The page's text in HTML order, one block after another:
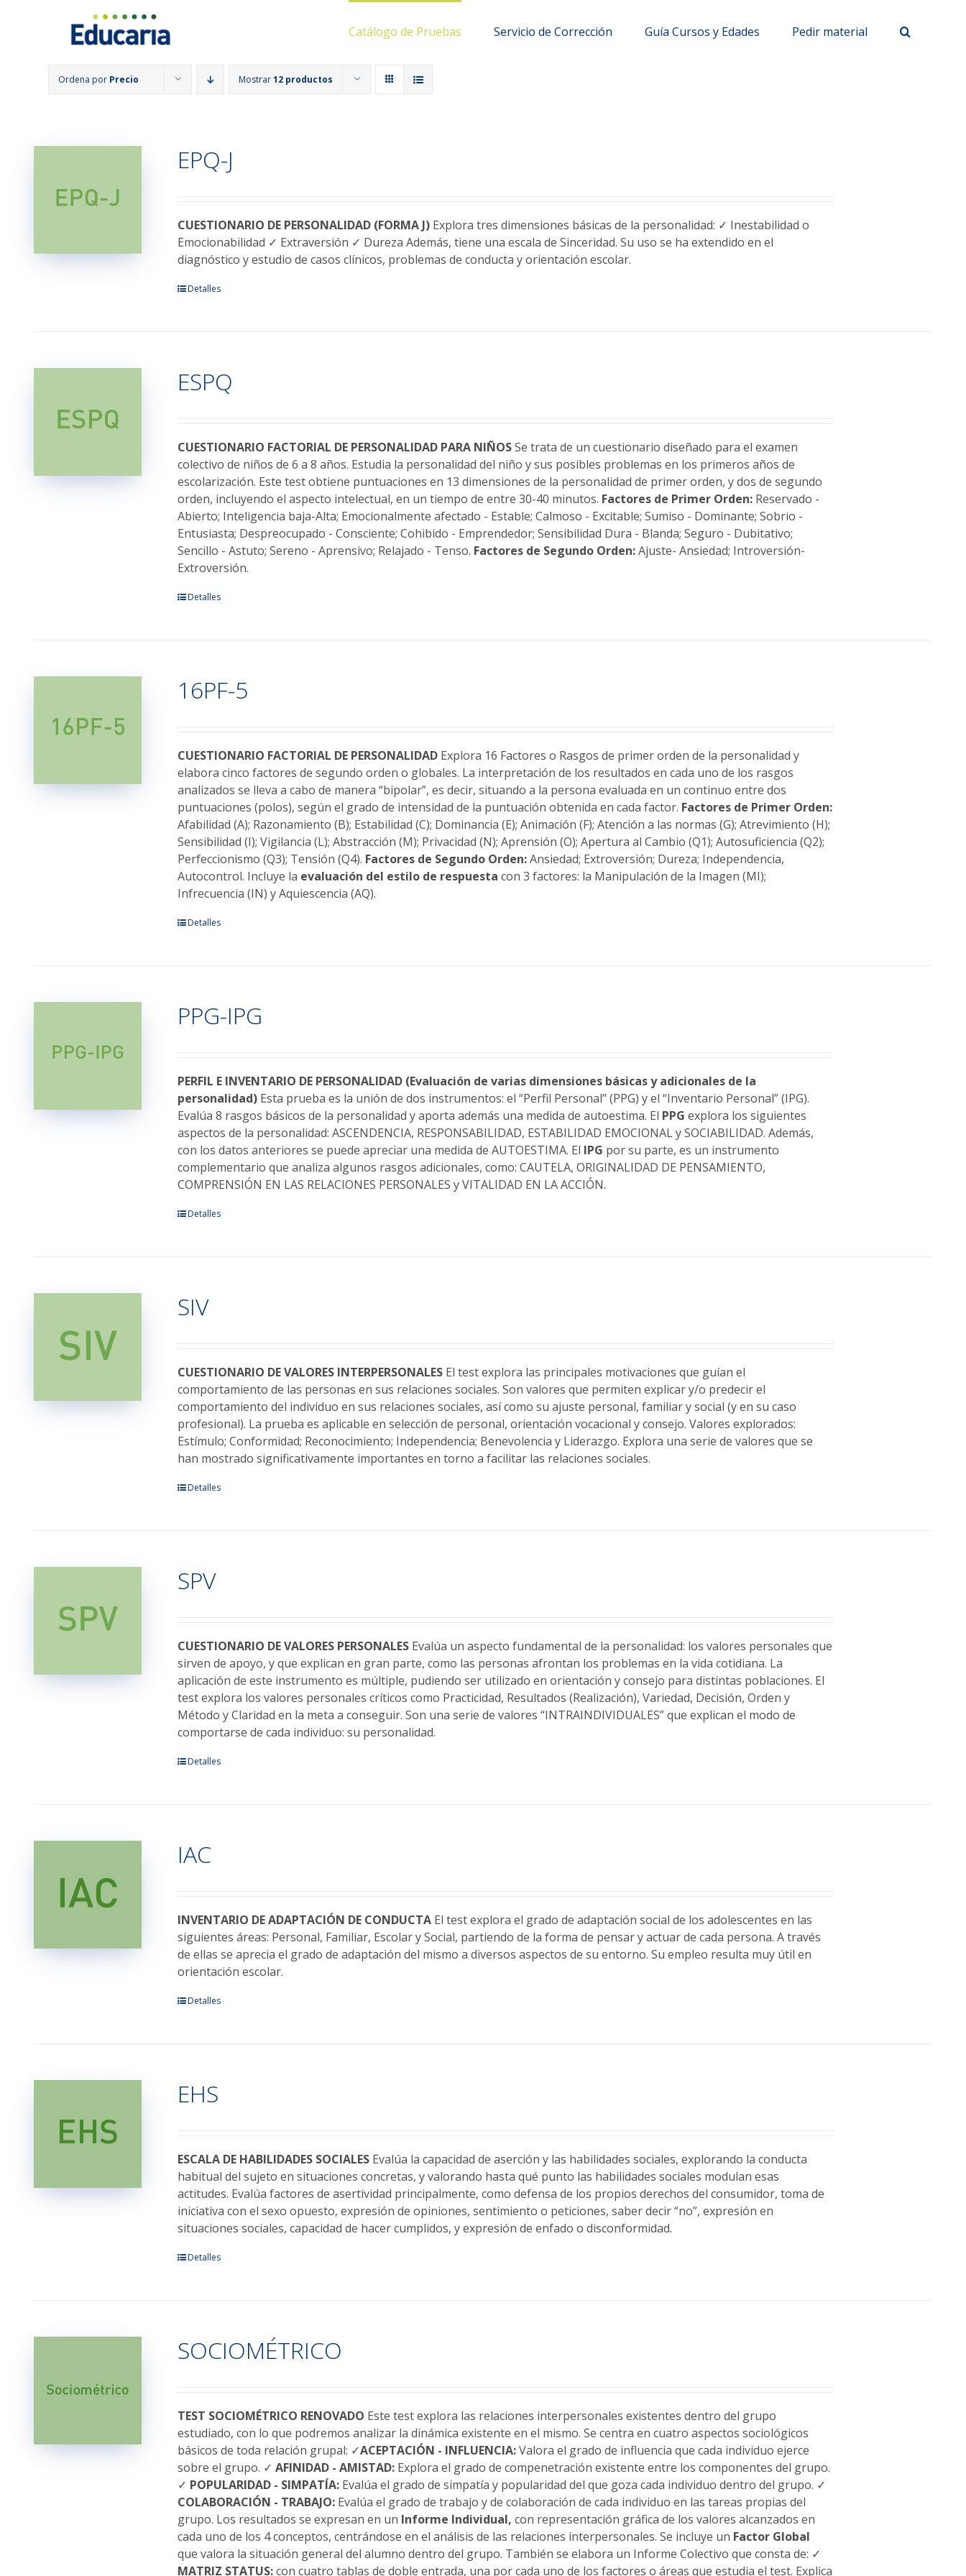
Catálogo de Pruebas Servicio de Corrección Guía Cursos y Edades Pedir material
Ordena por Precio Mostrar12 productos
EPQ-J
CUESTIONARIO DE PERSONALIDAD (FORMA J) Explora tres dimensiones básicas de la personalidad: ✓ Inestabilidad o
Emocionabilidad ✓ Extraversión ✓ Dureza Además, tiene una escala de Sinceridad. Su uso se ha extendido en el
diagnóstico y estudio de casos clínicos, problemas de conducta y orientación escolar.
Este
Las
opciones
elegir
en
la
página
de
producto
Detalles
ESPQ
CUESTIONARIO FACTORIAL DE PERSONALIDAD PARA NIÑOSSe trata de un cuestionario diseñado para el examen
colectivo de niños de 6 a 8 años. Estudia la personalidad del niño y sus posibles problemas en los primeros años de
escolarización. Este test obtiene puntuaciones en 13 dimensiones de la personalidad de primer orden, y dos de segundo
orden, incluyendo el aspecto intelectual, en un tiempo de entre 30-40 minutos. Factores de Primer Orden: Reservado -
Abierto; Inteligencia baja-Alta; Emocionalmente afectado - Estable; Calmoso - Excitable; Sumiso - Dominante; Sobrio -
Entusiasta; Despreocupado - Consciente; Cohibido - Emprendedor; Sensibilidad Dura - Blanda; Seguro - Dubitativo;
Sencillo - Astuto; Sereno - Aprensivo; Relajado - Tenso. Factores de Segundo Orden:Ajuste- Ansiedad; Introversión-
Extroversión.
Este
Las
opciones
elegir
en
la
página
de
producto
Detalles
16PF-5
CUESTIONARIO FACTORIAL DE PERSONALIDAD Explora 16 Factores o Rasgos de primer orden de la personalidad y
elabora cinco factores de segundo orden o globales. La interpretación de los resultados en cada uno de los rasgos
analizados se lleva a cabo de manera “bipolar”, es decir, situando a la persona evaluada en un continuo entre dos
puntuaciones (polos), según el grado de intensidad de la puntuación obtenida en cada factor. Factores de Primer Orden:
Afabilidad (A); Razonamiento (B); Estabilidad (C); Dominancia (E); Animación (F); Atención a las normas (G); Atrevimiento (H);
Sensibilidad (I); Vigilancia (L); Abstracción (M); Privacidad (N); Aprensión (O); Apertura al Cambio (Q1); Autosuficiencia (Q2);
Perfeccionismo (Q3); Tensión (Q4). Factores de Segundo Orden:Ansiedad; Extroversión; Dureza; Independencia,
Autocontrol. Incluye la evaluación del estilo de respuesta con 3 factores: la Manipulación de la Imagen (MI);
Infrecuencia (IN) y Aquiescencia (AQ).
Este
Las
opciones
elegir
en
la
página
de
producto
Detalles
PPG-IPG
PERFIL E INVENTARIO DE PERSONALIDAD (Evaluación de varias dimensiones básicas y adicionales de la
personalidad) Esta prueba es la unión de dos instrumentos: el “Perfil Personal” (PPG) y el “Inventario Personal” (IPG).
Evalúa 8 rasgos básicos de la personalidad y aporta además una medida de autoestima. El PPG explora los siguientes
aspectos de la personalidad: ASCENDENCIA, RESPONSABILIDAD, ESTABILIDAD EMOCIONAL y SOCIABILIDAD. Además,
con los datos anteriores se puede apreciar una medida de AUTOESTIMA. El IPG por su parte, es un instrumento
complementario que analiza algunos rasgos adicionales, como: CAUTELA, ORIGINALIDAD DE PENSAMIENTO,
COMPRENSIÓN EN LAS RELACIONES PERSONALES y VITALIDAD EN LA ACCIÓN.
Este
Las
opciones
elegir
en
la
página
de
producto
Detalles
SIV
CUESTIONARIO DE VALORES INTERPERSONALES El test explora las principales motivaciones que guían el
comportamiento de las personas en sus relaciones sociales. Son valores que permiten explicar y/o predecir el
comportamiento del individuo en sus relaciones sociales, así como su ajuste personal, familiar y social (y en su caso
profesional). La prueba es aplicable en selección de personal, orientación vocacional y consejo. Valores explorados:
Estímulo; Conformidad; Reconocimiento; Independencia; Benevolencia y Liderazgo. Explora una serie de valores que se
han mostrado significativamente importantes en torno a facilitar las relaciones sociales.
Este
Las
opciones
elegir
en
la
página
de
producto
Detalles
SPV
CUESTIONARIO DE VALORES PERSONALES Evalúa un aspecto fundamental de la personalidad: los valores personales que
sirven de apoyo, y que explican en gran parte, como las personas afrontan los problemas en la vida cotidiana. La
aplicación de este instrumento es múltiple, pudiendo ser utilizado en orientación y consejo para distintas poblaciones. El
test explora los valores personales críticos como Practicidad, Resultados (Realización), Variedad, Decisión, Orden y
Método y Claridad en la meta a conseguir. Son una serie de valores “INTRAINDIVIDUALES” que explican el modo de
comportarse de cada individuo: su personalidad.
Este
Las
opciones
elegir
en
la
página
producto
Detalles
IAC
INVENTARIO DE ADAPTACIÓN DE CONDUCTA El test explora el grado de adaptación social de los adolescentes en las
siguientes áreas: Personal, Familiar, Escolar y Social, partiendo de la forma de pensar y actuar de cada persona. A través
de ellas se aprecia el grado de adaptación del mismo a diversos aspectos de su entorno. Su empleo resulta muy útil en
orientación escolar.
Este
Las
opciones
elegir
en
la
página
de
Detalles
EHS
ESCALA DE HABILIDADES SOCIALES Evalúa la capacidad de aserción y las habilidades sociales, explorando la conducta
habitual del sujeto en situaciones concretas, y valorando hasta qué punto las habilidades sociales modulan esas
actitudes. Evalúa factores de asertividad principalmente, como defensa de los propios derechos del consumidor, toma de
iniciativa con el sexo opuesto, expresión de opiniones, sentimiento o peticiones, saber decir “no”, expresión en
situaciones sociales, capacidad de hacer cumplidos, y expresión de enfado o disconformidad.
Este
Las
opciones
elegir
en
la
página
de
producto
Detalles
SOCIOMÉTRICO
TEST SOCIOMÉTRICO RENOVADO Este test explora las relaciones interpersonales existentes dentro del grupo
estudiado, con lo que podremos analizar la dinámica existente en el mismo. Se centra en cuatro aspectos sociológicos
básicos de toda relación grupal: ✓ACEPTACIÓN - INFLUENCIA:Valora el grado de influencia que cada individuo ejerce
sobre el grupo. ✓AFINIDAD - AMISTAD: Explora el grado de compenetración existente entre los componentes del grupo.
✓ POPULARIDAD - SIMPATÍA: Evalúa el grado de simpatía y popularidad del que goza cada individuo dentro del grupo. ✓
COLABORACIÓN - TRABAJO: Evalúa el grado de trabajo y de colaboración de cada individuo en las tareas propias del
grupo. Los resultados se expresan en un Informe Individual, con representación gráfica de los valores alcanzados en
cada uno de los 4 conceptos, centrándose en el análisis de las relaciones interpersonales. Se incluye un Factor Global
que valora la situación general del alumno dentro del grupo. También se elabora un Informe Colectivo que consta de: ✓
MATRIZ STATUS:con cuatro tablas de doble entrada, una por cada uno de los factores o áreas que estudia el test. Explica